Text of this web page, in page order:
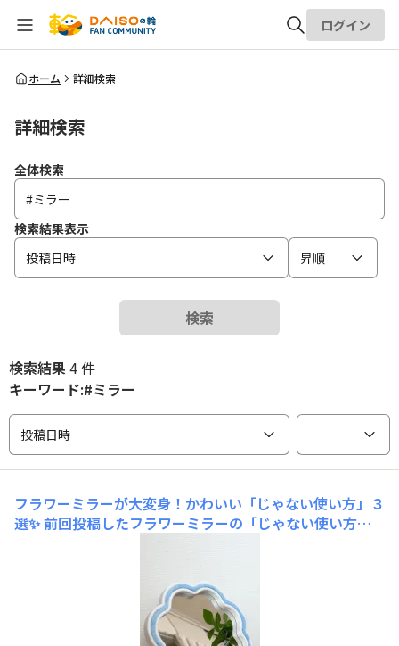
全体検索
ログイン
ホーム 詳細検索
詳細検索
全体検索
検索結果表示
投稿日時
昇順
検索
検索結果4 件
キーワード:#ミラー
投稿日時
フラワーミラーが大変身！かわいい「じゃない使い方」３
選✨前回投稿したフラワーミラーの「じゃない使い方」
で、普通にミラーとして使えます！👍 ☆今回ご紹介した
商品 ◆ダイソー ・スタンドミラー（フラワ